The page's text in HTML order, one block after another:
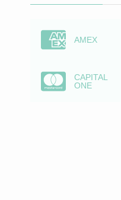
か
AMEX
CAPITAL
ONE